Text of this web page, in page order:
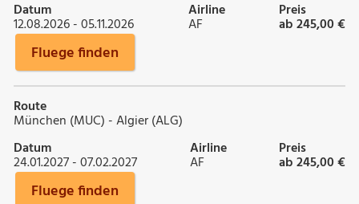
Datum
12.08.2026 - 05.11.2026
Airline
AF
Preis
ab 245,00 €
Fluege finden
Route
München (MUC) - Algier (ALG)
Datum
24.01.2027 - 07.02.2027
Airline
AF
Preis
ab 245,00 €
Fluege finden